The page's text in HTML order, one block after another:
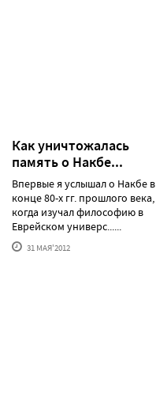
Как уничтожалась
память о Накбе...
Впервые я услышал о Накбе в
конце 80-х гг. прошлого века,
когда изучал философию в
Еврейском универс......
31 МАЯ'2012